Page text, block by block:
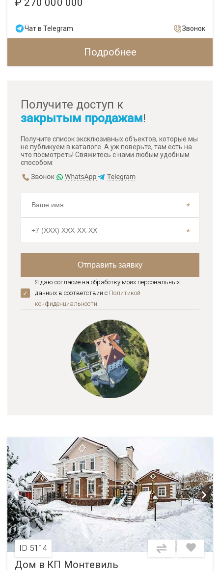
₽ 270 000 000
Чат в Telegram Звонок
Подробнее
Получите доступ к
закрытым продажам!
Получите список эксклюзивных объектов, которые мы
не публикуем в каталоге. А уж поверьте, там есть на
что посмотреть! Свяжитесь с нами любым удобным
способом:
Я даю согласие на обработку моих персональных
данных в соответствии с Политикой
конфиденциальноcти
ID 5114
Дом в КП Монтевиль